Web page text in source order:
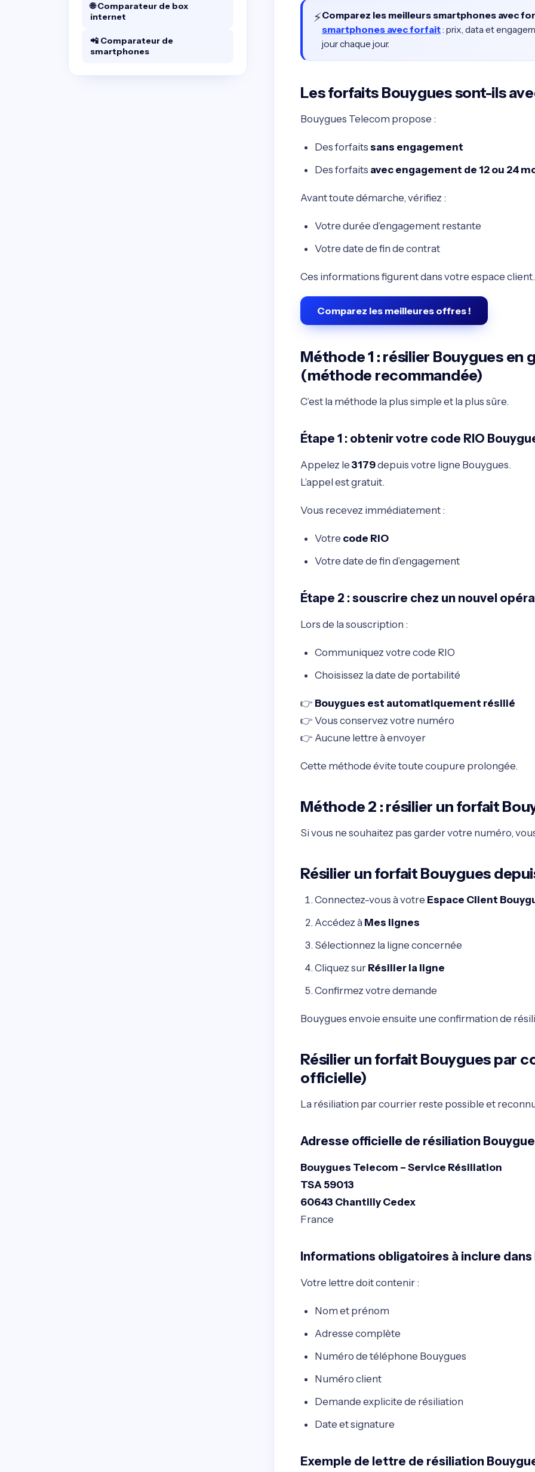
⚡Comparez les meilleurs smartphones avec
smartphones avec forfait: prix, data et
jour chaque jour.
Les forfaits Bouygues sont-ils
Bouygues Telecom propose :
Des forfaits sans engagement
Des forfaits avec engagement de 12 ou 24
Avant toute démarche, vérifiez :
Votre durée d’engagement restante
Votre date de fin de contrat
Ces informations figurent dans votre espace client.
Comparez les meilleures offres !
Méthode 1 : résilier Bouygues en
(méthode recommandée)
C’est la méthode la plus simple et la plus sûre.
Étape 1 : obtenir votre code RIO
Appelez le 3179depuis votre ligne Bouygues.
L’appel est gratuit.
Vous recevez immédiatement :
Votre code RIO
Votre date de fin d’engagement
Étape 2 : souscrire chez un nouvel
Lors de la souscription :
Communiquez votre code RIO
Choisissez la date de portabilité
👉 Bouygues est automatiquement résilié
👉 Vous conservez votre numéro
👉 Aucune lettre à envoyer
Cette méthode évite toute coupure prolongée.
Méthode 2 : résilier un forfait
Si vous ne souhaitez pas garder votre numéro,
Résilier un forfait Bouygues
Connectez-vous à votre Espace Client
Accédez à Mes lignes
Sélectionnez la ligne concernée
Cliquez sur Résilier la ligne
Confirmez votre demande
Bouygues envoie ensuite une confirmation de
Résilier un forfait Bouygues par
officielle)
La résiliation par courrier reste possible et
Adresse officielle de résiliation
Bouygues Telecom – Service Résiliation
TSA 59013
60643 Chantilly Cedex
France
Informations obligatoires à inclure
Votre lettre doit contenir :
Nom et prénom
Adresse complète
Numéro de téléphone Bouygues
Numéro client
Demande explicite de résiliation
Date et signature
Exemple de lettre de résiliation
🌐 Comparateur de box
internet
📲 Comparateur de
smartphones